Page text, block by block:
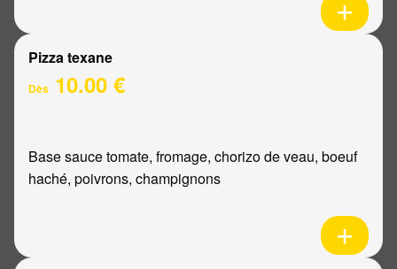
Pizza texane
Dès 10.00 €
Base sauce tomate, fromage, chorizo de veau, boeuf
haché, poivrons, champignons